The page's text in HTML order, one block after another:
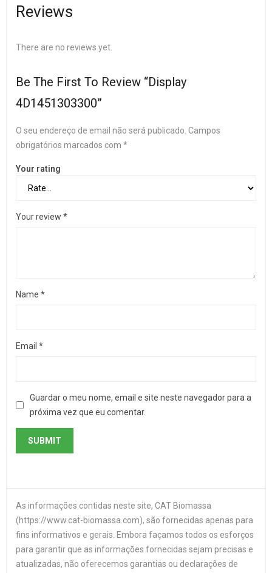
Reviews
There are no reviews yet.
Be The First To Review “Display
4D1451303300”
O seu endereço de email não será publicado. Campos
obrigatórios marcados com *
Your rating
Your review *
Name *
Email *
Guardar o meu nome, email e site neste navegador para a
próxima vez que eu comentar.
As informações contidas neste site, CAT Biomassa
(https://www.cat-biomassa.com), são fornecidas apenas para
fins informativos e gerais. Embora façamos todos os esforços
para garantir que as informações fornecidas sejam precisas e
atualizadas, não oferecemos garantias ou declarações de